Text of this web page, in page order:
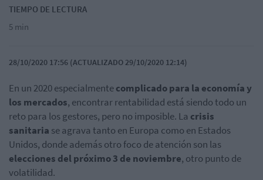
TIEMPO DE LECTURA
5 min
28/10/2020 17:56 (ACTUALIZADO 29/10/2020 12:14)
En un 2020 especialmentecomplicado para la economía y
los mercados, encontrar rentabilidad está siendo todo un
reto para los gestores, pero no imposible. La crisis
sanitaria se agrava tanto en Europa como en Estados
Unidos, donde además otro foco de atención son las
elecciones del próximo 3 de noviembre, otro punto de
volatilidad.